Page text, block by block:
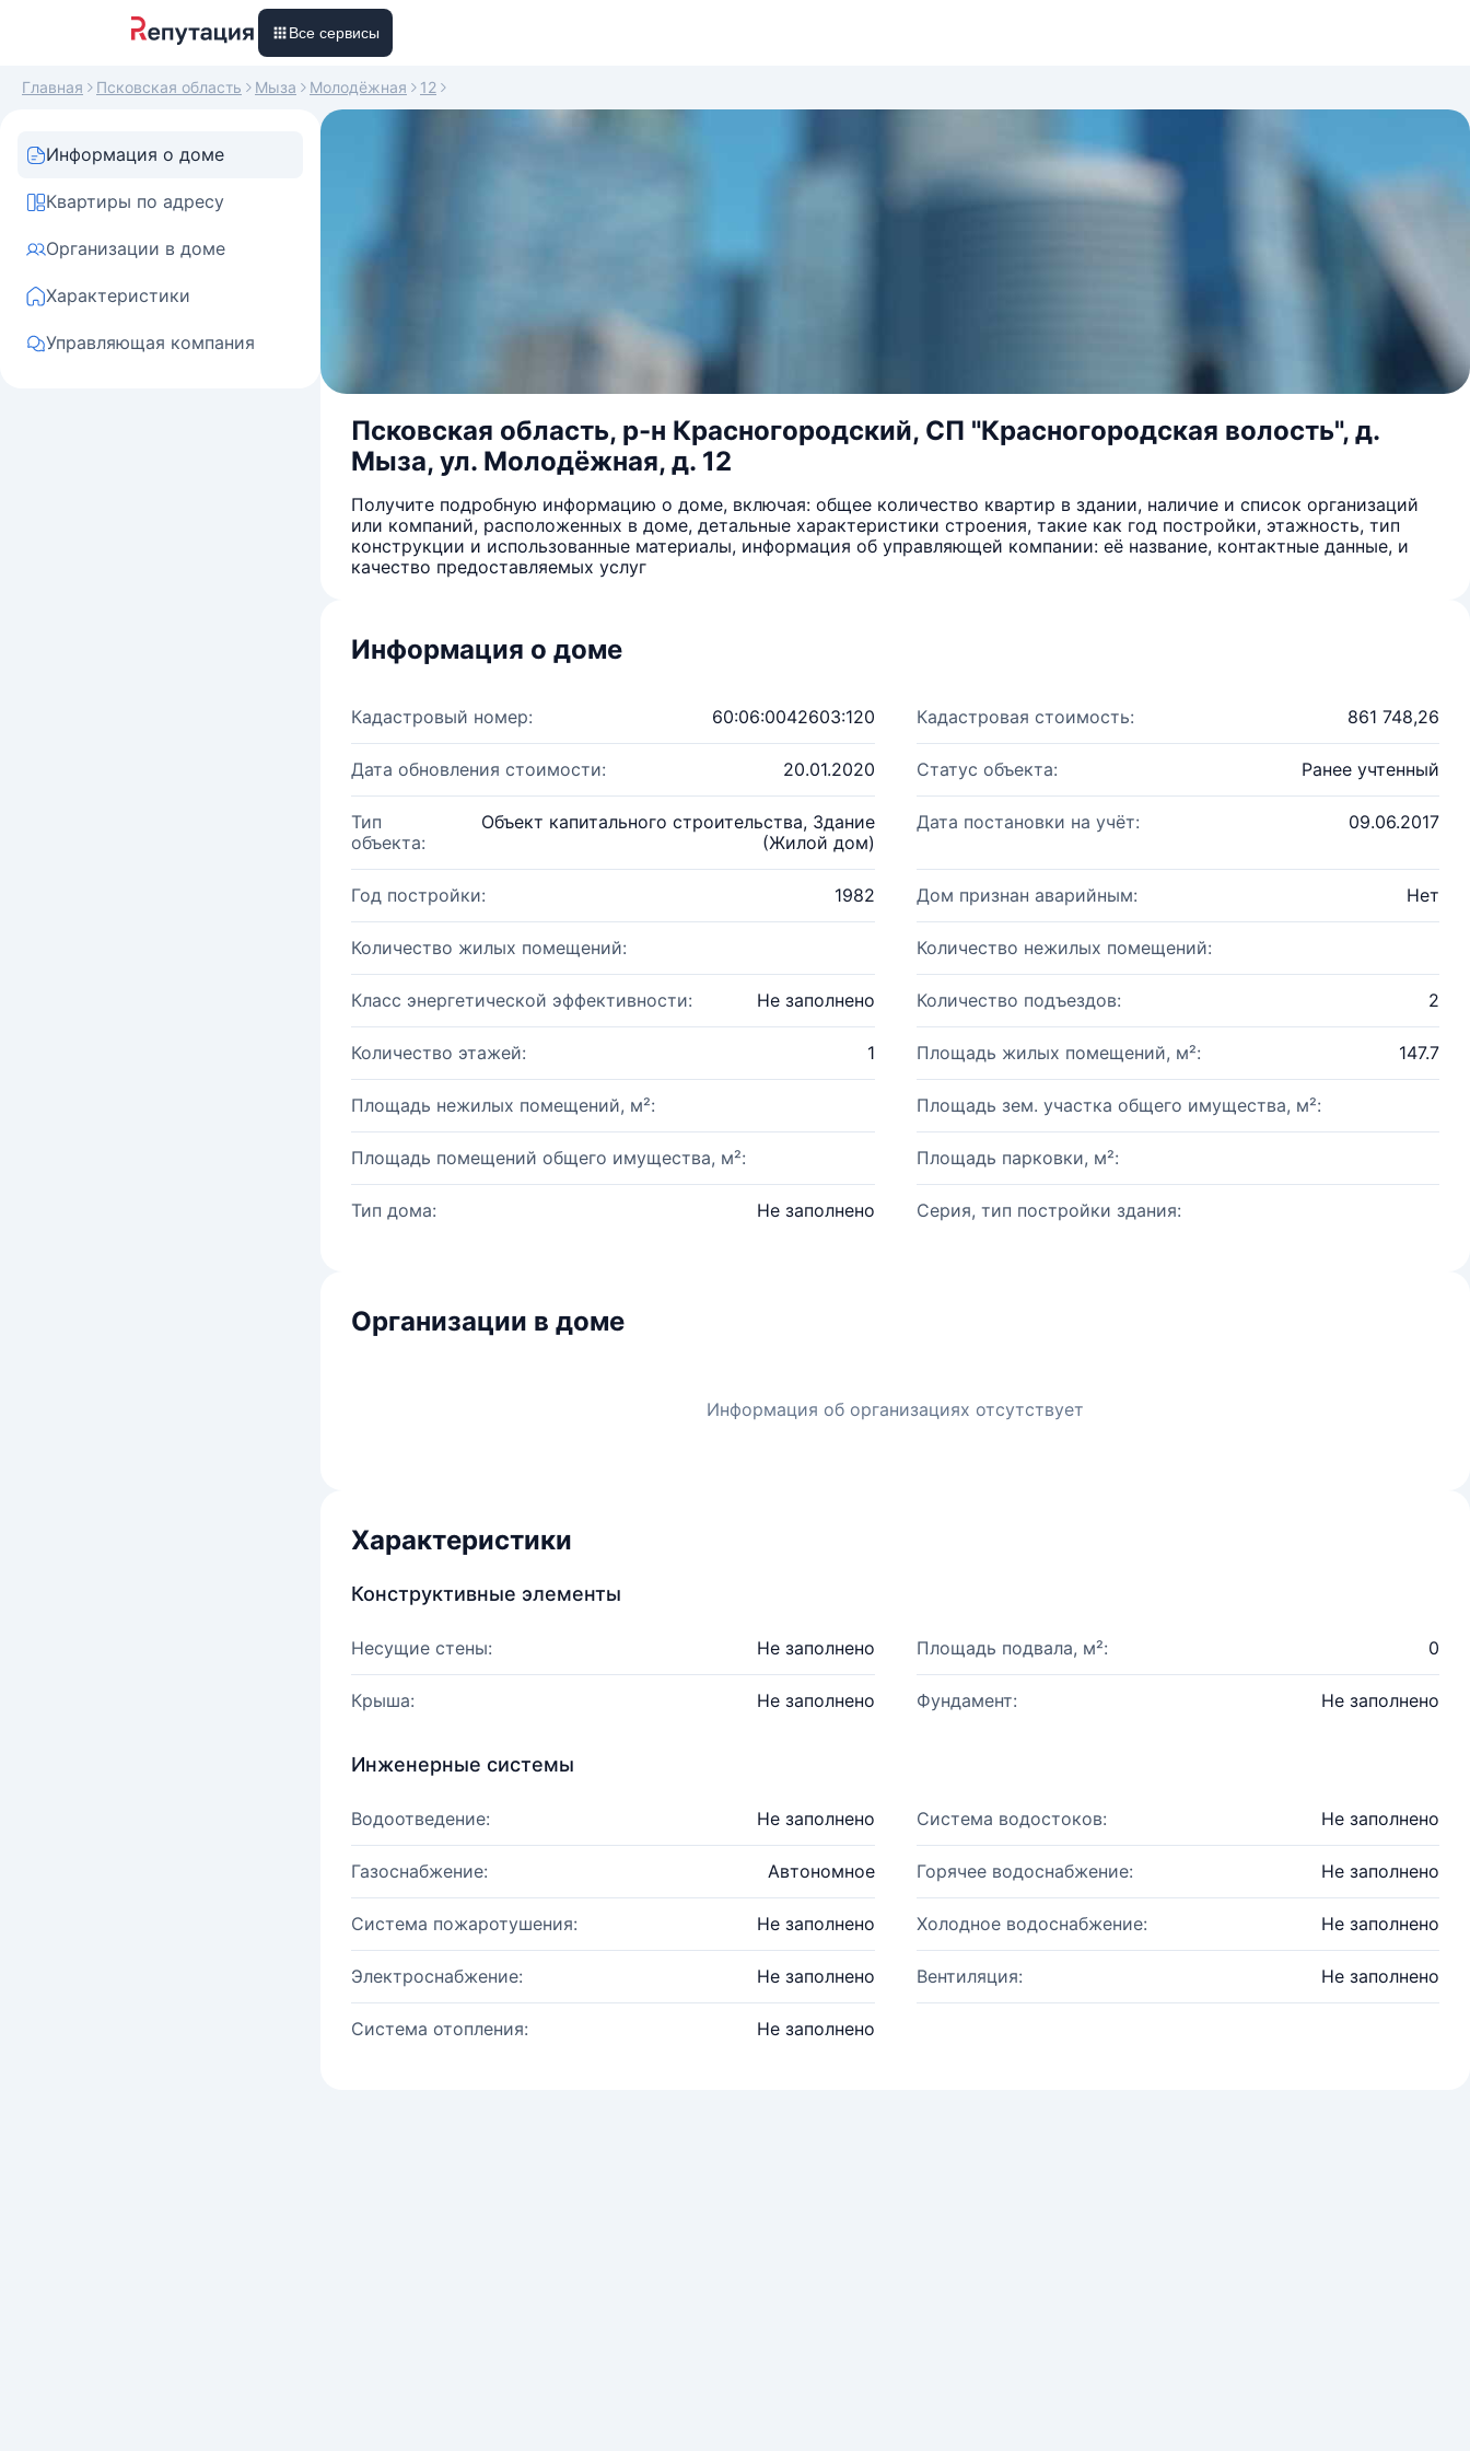
Все сервисы
Главная Псковская область Мыза Молодёжная 12
Информация о доме
Квартиры по адресу
Организации в доме
Характеристики
Управляющая компания
Псковская область, р-н Красногородский, СП "Красногородская волость", д.
Мыза, ул. Молодёжная, д. 12
Получите подробную информацию о доме, включая: общее количество квартир в здании, наличие и список организаций
или компаний, расположенных в доме, детальные характеристики строения, такие как год постройки, этажность, тип
конструкции и использованные материалы, информация об управляющей компании: её название, контактные данные, и
качество предоставляемых услуг
Информация о доме
Кадастровый номер: 60:06:0042603:120 Кадастровая стоимость: 861 748,26
Дата обновления стоимости: 20.01.2020 Статус объекта: Ранее учтенный
Тип
объекта:
Объект капитального строительства, Здание
(Жилой дом)
Дата постановки на учёт: 09.06.2017
Год постройки: 1982 Дом признан аварийным: Нет
Количество жилых помещений: Количество нежилых помещений:
Класс энергетической эффективности: Не заполнено Количество подъездов: 2
Количество этажей: 1 Площадь жилых помещений, м²: 147.7
Площадь нежилых помещений, м²: Площадь зем. участка общего имущества, м²:
Площадь помещений общего имущества, м²: Площадь парковки, м²:
Тип дома: Не заполнено Серия, тип постройки здания:
Организации в доме
Информация об организациях отсутствует
Характеристики
Конструктивные элементы
Несущие стены: Не заполнено Площадь подвала, м²: 0
Крыша: Не заполнено Фундамент: Не заполнено
Инженерные системы
Водоотведение: Не заполнено Система водостоков: Не заполнено
Газоснабжение: Автономное Горячее водоснабжение: Не заполнено
Система пожаротушения: Не заполнено Холодное водоснабжение: Не заполнено
Электроснабжение: Не заполнено Вентиляция: Не заполнено
Система отопления: Не заполнено